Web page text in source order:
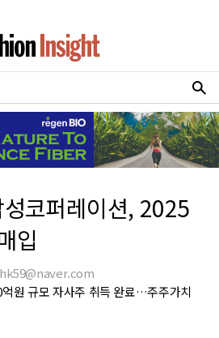
코퍼레이션, 2025
입
원 규모 자사주 취득 완료…주주가치